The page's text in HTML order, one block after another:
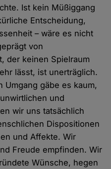
Ist kein Müßiggang
Entscheidung,
– wäre es nicht
von
der keinen Spielraum
lässt, ist unerträglich.
Umgang gäbe es kaum,
und
wir uns tatsächlich
Dispositionen
und Affekte. Wir
Freude empfinden. Wir
Wünsche, hegen